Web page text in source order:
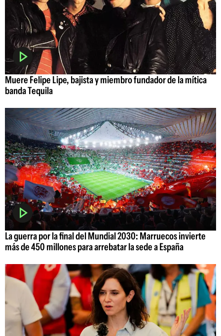
Muere Felipe Lipe, bajista y miembro fundador de la mítica
banda Tequila
La guerra por la final del Mundial 2030: Marruecos invierte
más de 450 millones para arrebatar la sede a España